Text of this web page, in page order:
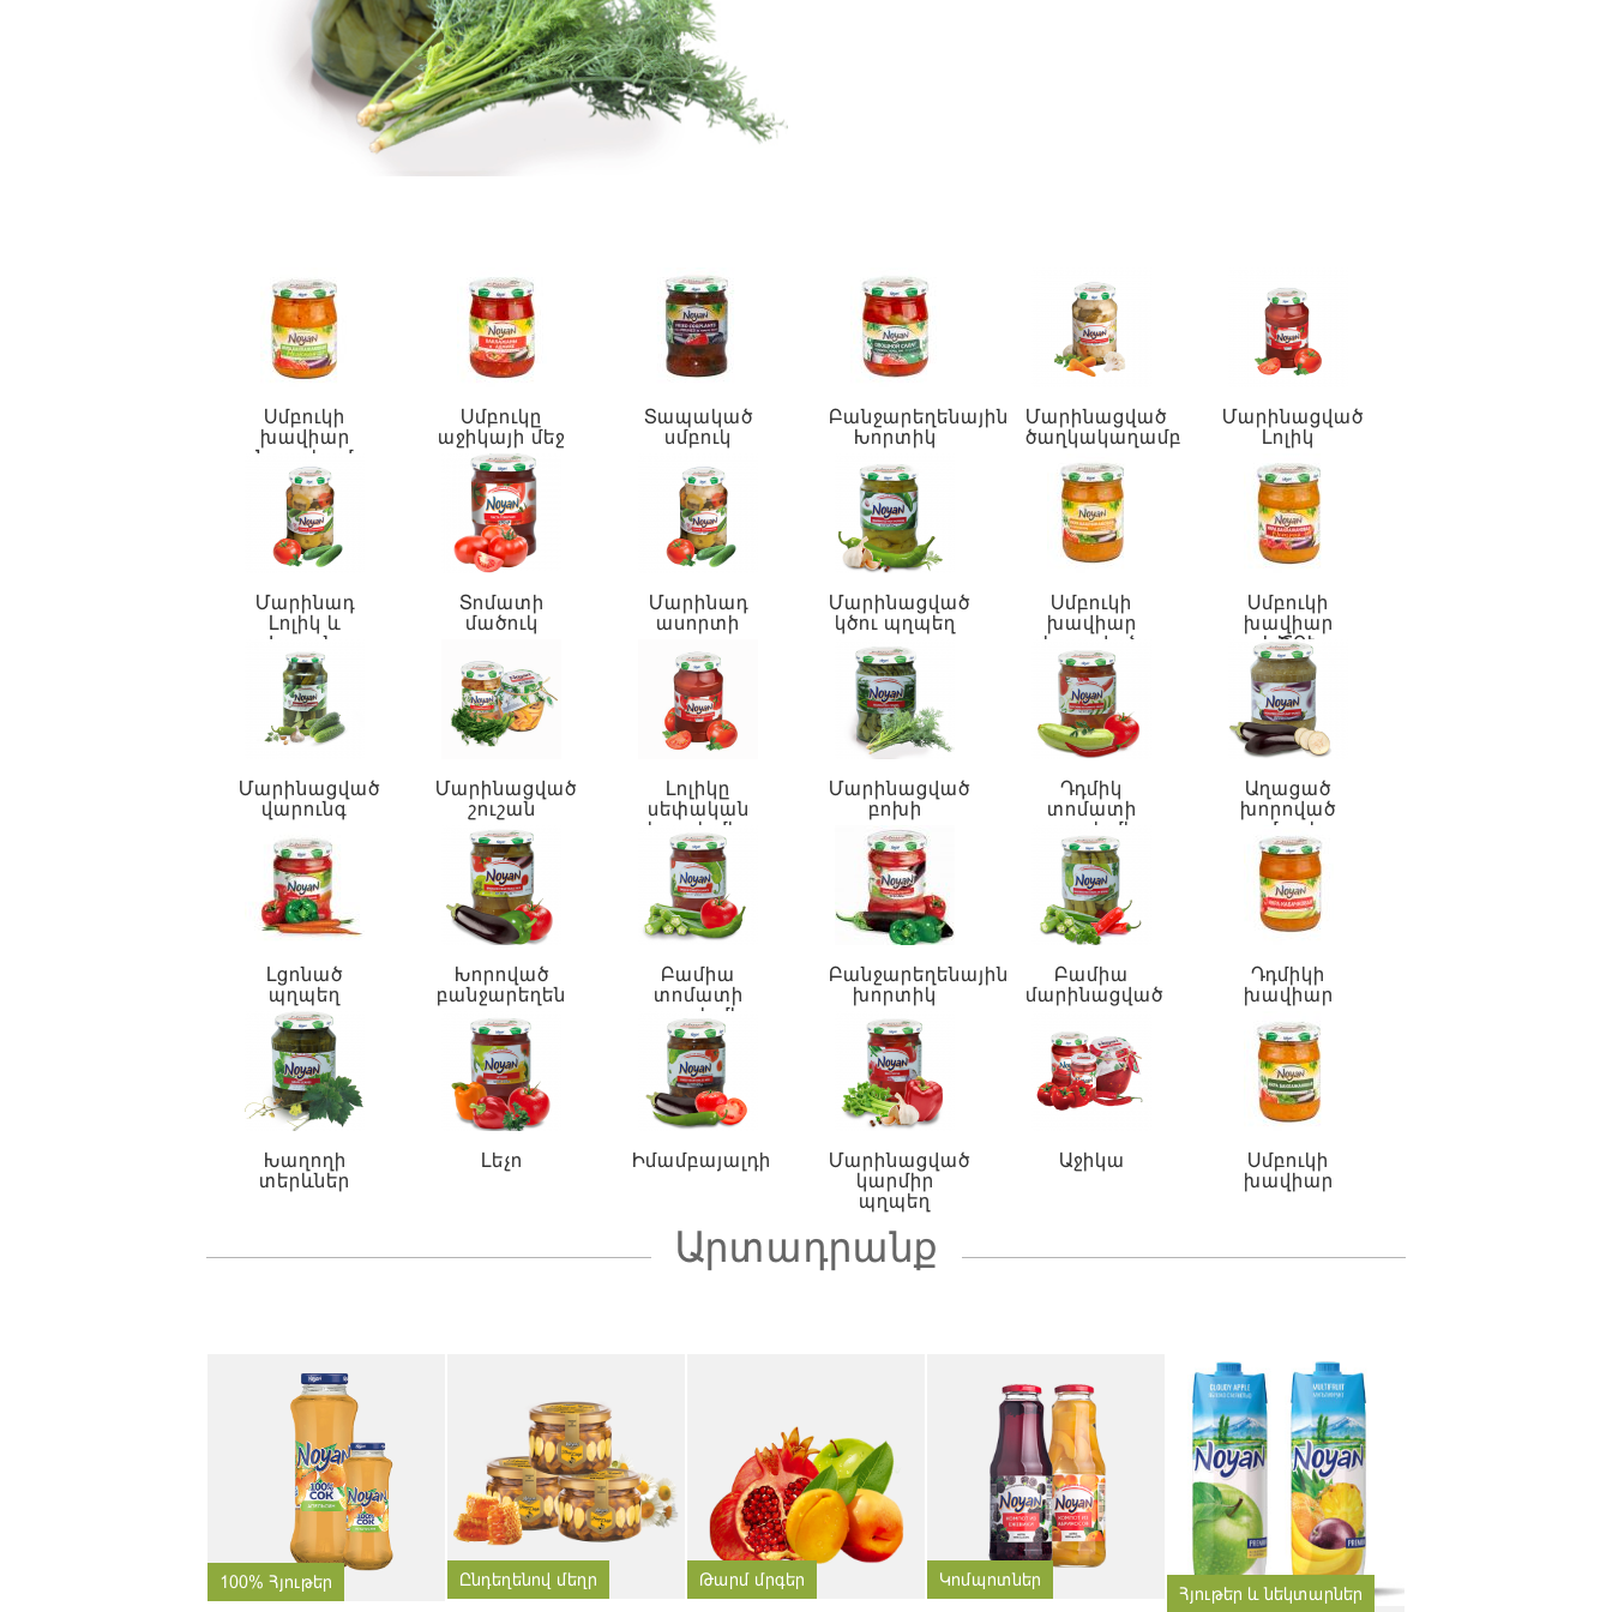
Սմբուկի
խավիար
Նրբահամ
Սմբուկը
աջիկայի մեջ
Տապակած
սմբուկ
Բանջարեղենային
Խորտիկ
Մարինացված
ծաղկակաղամբ
Մարինացված
Լոլիկ
Մարինադ
Լոլիկ և
Վարունգ
Տոմատի
մածուկ
Մարինադ
ասորտի
Մարինացված
կծու պղպեղ
Սմբուկի
խավիար
խորոված
փայտի վրա
Սմբուկի
խավիար
ԿԾՈՒ
Մարինացված
վարունգ
Մարինացված
շուշան
Լոլիկը
սեփական
հյութի մեջ
Մարինացված
բոխի
Դդմիկ
տոմատի
սոուսի մեջ
Աղացած
խորոված
սմբուկ
Լցոնած
պղպեղ
Խորոված
բանջարեղեն
Բամիա
տոմատի
սոուսի մեջ
Բանջարեղենային
խորտիկ
Բամիա
մարինացված
Դդմիկի
խավիար
Խաղողի
տերևներ
Լեչո Իմամբայալդի
Մարինացված
կարմիր
պղպեղ
Աջիկա
Սմբուկի
խավիար
Արտադրանք
100% Հյութեր Ընդեղենով մեղր Թարմ մրգեր Կոմպոտներ
Հյութեր և նեկտարներ